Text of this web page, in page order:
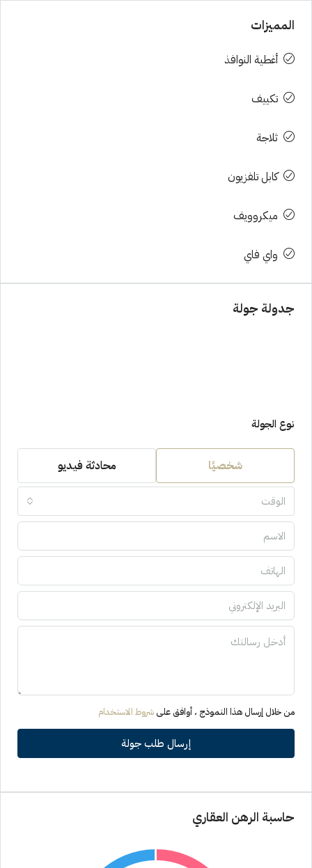
المميزات
أغطية النوافذ
تكييف
ثلاجة
كابل تلفزيون
ميكروويف
واي فاي
جدولة جولة
نوع الجولة
شخصيًا محادثة فيديو
الوقت
من خلال إرسال هذا النموذج ، أوافق على شروط الاستخدام
إرسال طلب جولة
حاسبة الرهن العقاري